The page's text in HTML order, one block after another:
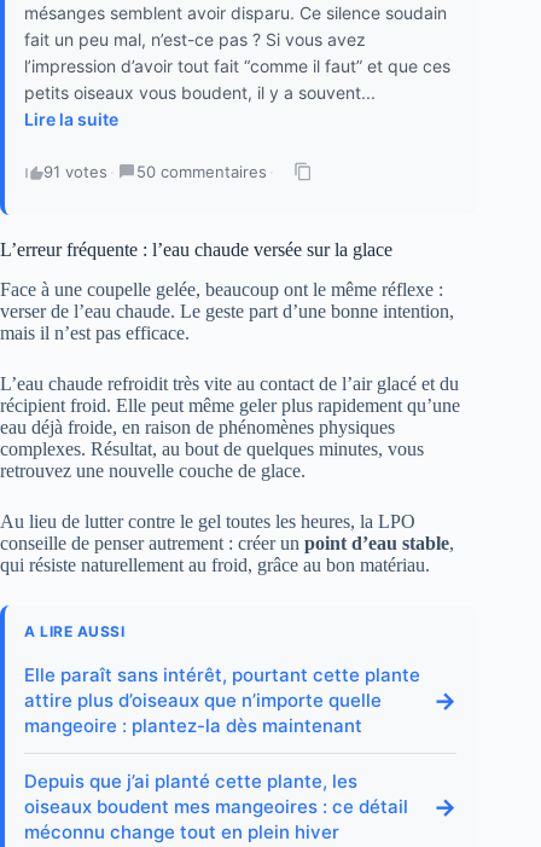
mésanges semblent avoir disparu. Ce silence soudain
fait un peu mal, n’est-ce pas ? Si vous avez
l’impression d’avoir tout fait “comme il faut” et que ces
petits oiseaux vous boudent, il y a souvent...
Lire la suite
91 votes · 50 commentaires ·
L’erreur fréquente : l’eau chaude versée sur la glace
Face à une coupelle gelée, beaucoup ont le même réflexe :
verser de l’eau chaude. Le geste part d’une bonne intention,
mais il n’est pas efficace.
L’eau chaude refroidit très vite au contact de l’air glacé et du
récipient froid. Elle peut même geler plus rapidement qu’une
eau déjà froide, en raison de phénomènes physiques
complexes. Résultat, au bout de quelques minutes, vous
retrouvez une nouvelle couche de glace.
Au lieu de lutter contre le gel toutes les heures, la LPO
conseille de penser autrement : créer un point d’eau stable,
qui résiste naturellement au froid, grâce au bon matériau.
A LIRE AUSSI
Elle paraît sans intérêt, pourtant cette plante
attire plus d’oiseaux que n’importe quelle
mangeoire : plantez-la dès maintenant
→
Depuis que j’ai planté cette plante, les
oiseaux boudent mes mangeoires : ce détail
méconnu change tout en plein hiver
→